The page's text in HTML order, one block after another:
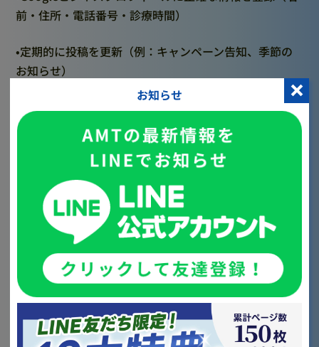
お知らせ
前・住所・電話番号・診療時間）
•定期的に投稿を更新（例：キャンペーン告知、季節の
お知らせ）
•来院した患者さんに、自然な形で「Googleレビュー投
稿」をお願いする
特にレビュー（口コミ）の数と評価が、表示順位に直結
しますので、丁寧に集めていきましょう。
SEO対策 (ホームページ最適化)
まずは何よりも、医院の公式ホームページを整えること
が基本中の基本です。
【SEO対策】とは、Google検索で上位表示させて、患
者さんに見つけてもらうための取り組みです。